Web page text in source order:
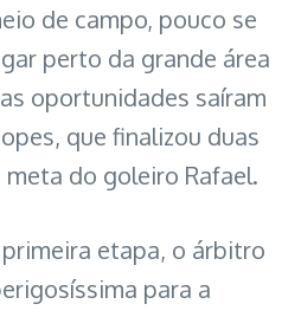
de campo, pouco se
perto da grande área
oportunidades saíram
que finalizou duas
do goleiro Rafael.
etapa, o árbitro
para a